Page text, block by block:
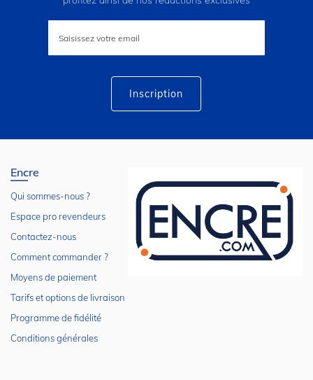
lettre
Inscription
Encre
Qui sommes-nous ?
Espace pro revendeurs
Contactez-nous
Comment commander ?
Moyens de paiement
Tarifs et options de livraison
Programme de fidélité
Conditions générales